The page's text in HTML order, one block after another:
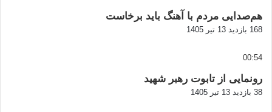
هم‌صدایی مردم با آهنگ باید برخاست
168 بازدید 13 تیر 1405
00:54
رونمایی از تابوت رهبر شهید
38 بازدید 13 تیر 1405